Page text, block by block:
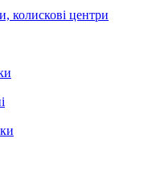
колискові центри